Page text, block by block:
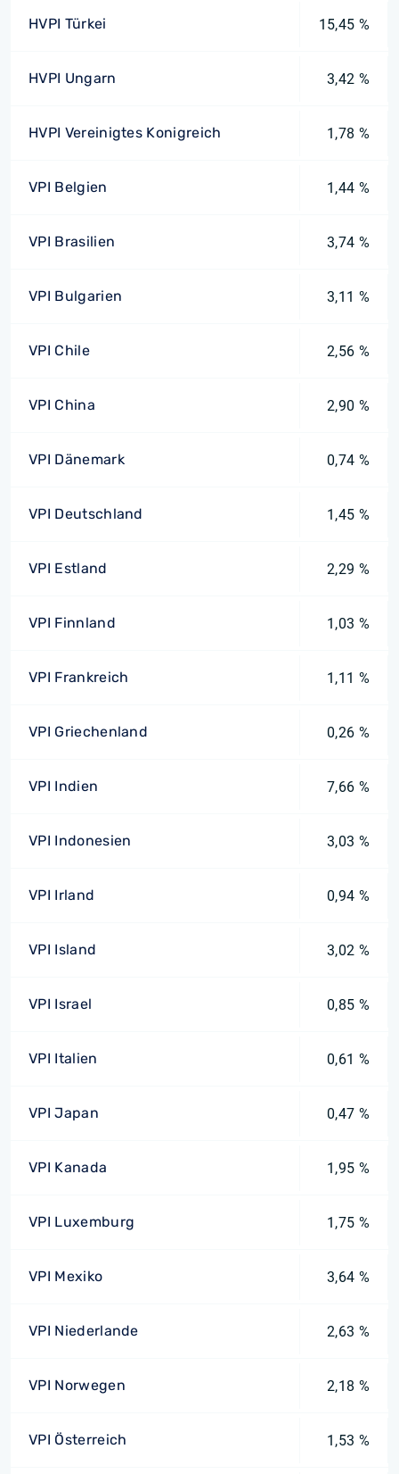
HVPI Türkei 15,45 %
HVPI Ungarn 3,42 %
HVPI Vereinigtes Konigreich 1,78 %
VPI Belgien 1,44 %
VPI Brasilien 3,74 %
VPI Bulgarien 3,11 %
VPI Chile 2,56 %
VPI China 2,90 %
VPI Dänemark 0,74 %
VPI Deutschland 1,45 %
VPI Estland 2,29 %
VPI Finnland 1,03 %
VPI Frankreich 1,11 %
VPI Griechenland 0,26 %
VPI Indien 7,66 %
VPI Indonesien 3,03 %
VPI Irland 0,94 %
VPI Island 3,02 %
VPI Israel 0,85 %
VPI Italien 0,61 %
VPI Japan 0,47 %
VPI Kanada 1,95 %
VPI Luxemburg 1,75 %
VPI Mexiko 3,64 %
VPI Niederlande 2,63 %
VPI Norwegen 2,18 %
VPI Österreich 1,53 %